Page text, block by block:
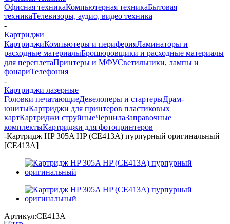
Офисная техникаКомпьютерная техникаБытовая
техникаТелевизоры, аудио, видео техника
-
Картриджи
КартриджиКомпьютеры и периферияЛаминаторы и
расходные материалыБрошюровщики и расходные материалы
для переплетаПринтеры и МФУСветильники, лампы и
фонариТелефония
-
Картриджи лазерные
Головки печатающиеДевелоперы и стартерыДрам-
юнитыКартриджи для принтеров пластиковых
картКартриджи струйныеЧернилаЗаправочные
комплектыКартриджи для фотопринтеров
-Картридж HP 305A HP (CE413A) пурпурный оригинальный
[CE413A]
Артикул:CE413A